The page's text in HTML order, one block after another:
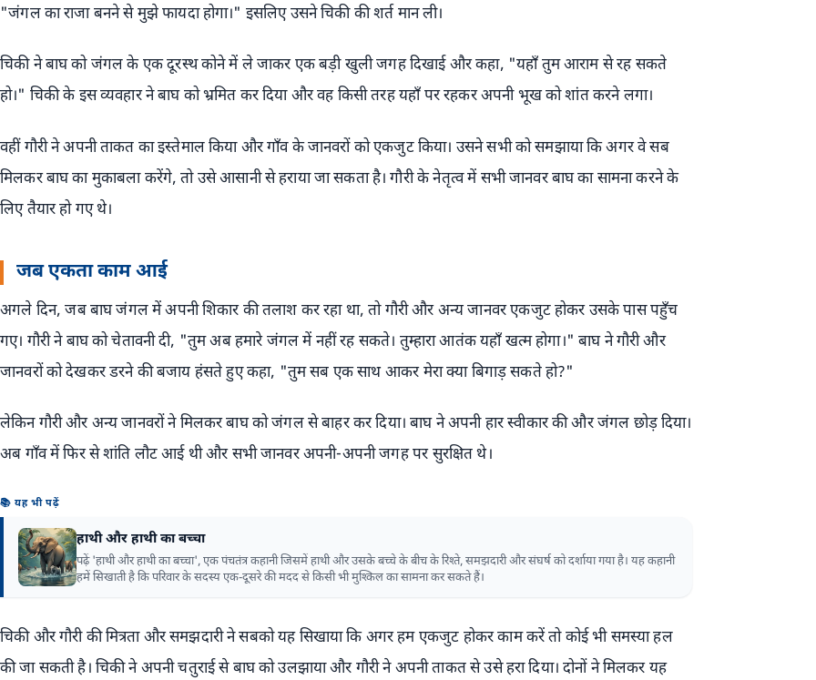
"जंगल का राजा बनने से मुझे फायदा होगा।" इसलिए उसने चिकी की शर्त मान ली।
चिकी ने बाघ को जंगल के एक दूरस्थ कोने में ले जाकर एक बड़ी खुली जगह दिखाई और कहा, "यहाँ तुम आराम से रह सकते
हो।" चिकी के इस व्यवहार ने बाघ को भ्रमित कर दिया और वह किसी तरह यहाँ पर रहकर अपनी भूख को शांत करने लगा।
वहीं गौरी ने अपनी ताकत का इस्तेमाल किया और गाँव के जानवरों को एकजुट किया। उसने सभी को समझाया कि अगर वे सब
मिलकर बाघ का मुकाबला करेंगे, तो उसे आसानी से हराया जा सकता है। गौरी के नेतृत्व में सभी जानवर बाघ का सामना करने के
लिए तैयार हो गए थे।
जब एकता काम आई
अगले दिन, जब बाघ जंगल में अपनी शिकार की तलाश कर रहा था, तो गौरी और अन्य जानवर एकजुट होकर उसके पास पहुँच
गए। गौरी ने बाघ को चेतावनी दी, "तुम अब हमारे जंगल में नहीं रह सकते। तुम्हारा आतंक यहाँ खत्म होगा।" बाघ ने गौरी और
जानवरों को देखकर डरने की बजाय हंसते हुए कहा, "तुम सब एक साथ आकर मेरा क्या बिगाड़ सकते हो?"
लेकिन गौरी और अन्य जानवरों ने मिलकर बाघ को जंगल से बाहर कर दिया। बाघ ने अपनी हार स्वीकार की और जंगल छोड़ दिया।
अब गाँव में फिर से शांति लौट आई थी और सभी जानवर अपनी-अपनी जगह पर सुरक्षित थे।
📚 यह भी पढ़ें
हाथी और हाथी का बच्चा
पढ़ें 'हाथी और हाथी का बच्चा', एक पंचतंत्र कहानी जिसमें हाथी और उसके बच्चे के बीच के रिश्ते, समझदारी और संघर्ष को दर्शाया गया है। यह कहानी
हमें सिखाती है कि परिवार के सदस्य एक-दूसरे की मदद से किसी भी मुश्किल का सामना कर सकते हैं।
चिकी और गौरी की मित्रता और समझदारी ने सबको यह सिखाया कि अगर हम एकजुट होकर काम करें तो कोई भी समस्या हल
की जा सकती है। चिकी ने अपनी चतुराई से बाघ को उलझाया और गौरी ने अपनी ताकत से उसे हरा दिया। दोनों ने मिलकर यह